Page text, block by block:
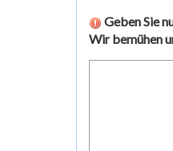
Geben Sie
Wir bemühen